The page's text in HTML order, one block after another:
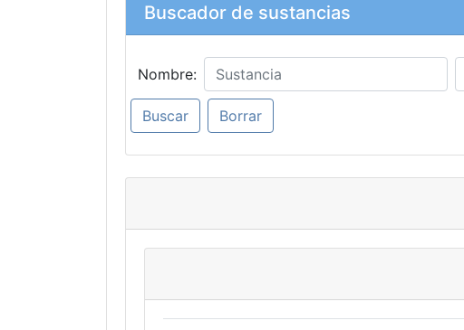
Buscador de sustancias
Nombre: